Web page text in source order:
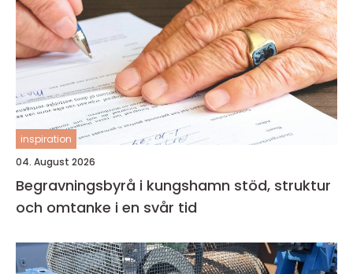
inspiration
04. August 2026
Begravningsbyrå i kungshamn stöd, struktur
och omtanke i en svår tid